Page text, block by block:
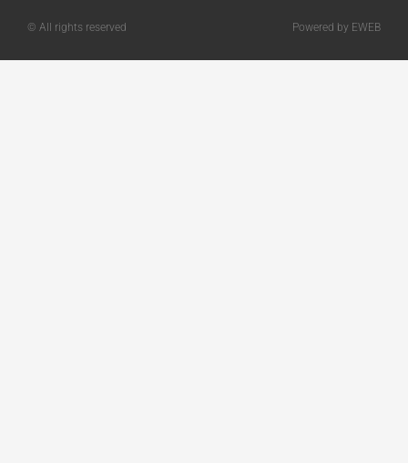
© All rights reserved Powered by EWEB